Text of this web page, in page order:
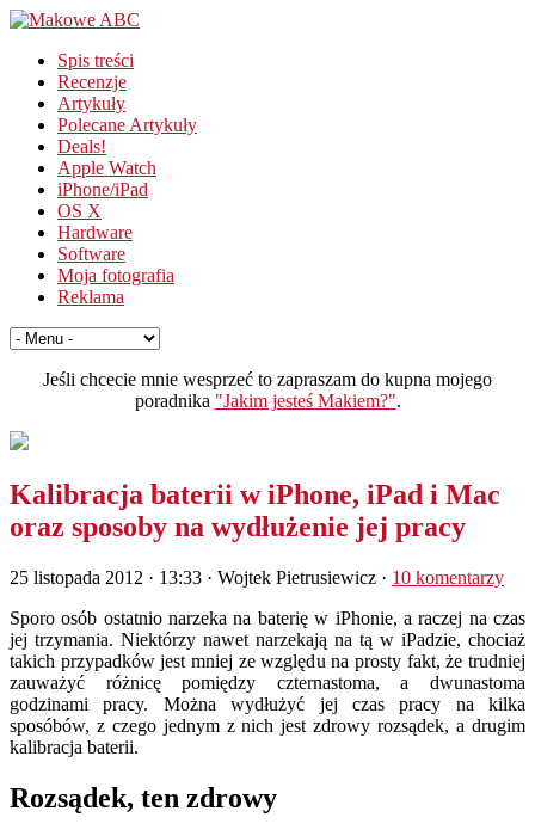
Spis treści
Recenzje
Artykuły
Polecane Artykuły
Deals!
Apple Watch
iPhone/iPad
OS X
Hardware
Software
Moja fotografia
Reklama
Jeśli chcecie mnie wesprzeć to zapraszam do kupna mojego
poradnika "Jakim jesteś Makiem?".
Kalibracja baterii w iPhone, iPad i Mac
oraz sposoby na wydłużenie jej pracy
25 listopada 2012 · 13:33 · Wojtek Pietrusiewicz · 10 komentarzy
Sporo osób ostatnio narzeka na baterię w iPhonie, a raczej na czas
jej trzymania. Niektórzy nawet narzekają na tą w iPadzie, chociaż
takich przypadków jest mniej ze względu na prosty fakt, że trudniej
zauważyć różnicę pomiędzy czternastoma, a dwunastoma
godzinami pracy. Można wydłużyć jej czas pracy na kilka
sposóbów, z czego jednym z nich jest zdrowy rozsądek, a drugim
kalibracja baterii.
Rozsądek, ten zdrowy